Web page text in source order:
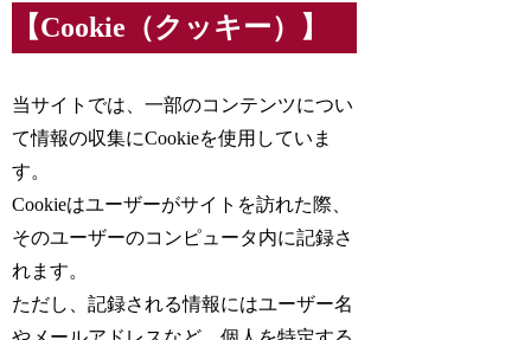
【Cookie（クッキー）】
当サイトでは、一部のコンテンツについ
て情報の収集にCookieを使用していま
す。
Cookieはユーザーがサイトを訪れた際、
そのユーザーのコンピュータ内に記録さ
れます。
ただし、記録される情報にはユーザー名